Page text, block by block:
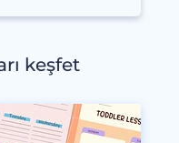
keşfet